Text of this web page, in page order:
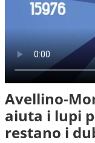
Avellino-
aiuta i lupi
restano i